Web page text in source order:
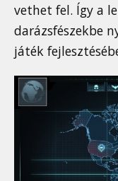
vethet fel. Így a
darázsfészekbe
játék